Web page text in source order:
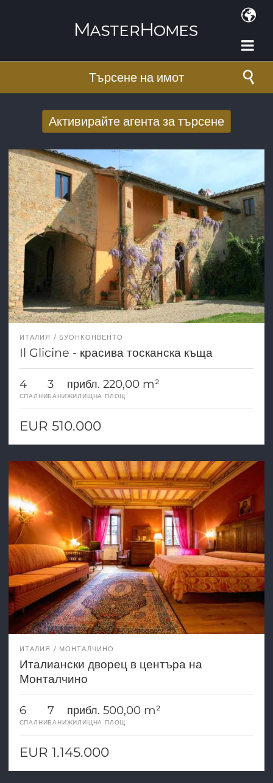
Търсене на имот
Активирайте агента за търсене
търсенето по имейл
E-mail адрес*
ИТАЛИЯ БУОНКОНВЕНТО
Il Glicine - красива тосканска къща
4
СПАЛНИ
3
БАНИ
прибл. 220,00 m²
ЖИЛИЩНА ПЛОЩ
EUR 510.000
ИТАЛИЯ МОНТАЛЧИНО
Италиански дворец в центъра на
Монталчино
6
СПАЛНИ
7
БАНИ
прибл. 500,00 m²
ЖИЛИЩНА ПЛОЩ
EUR 1.145.000